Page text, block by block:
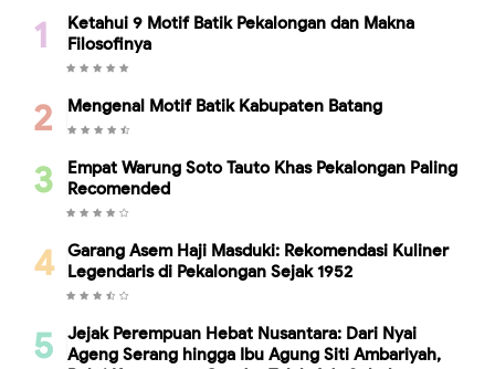
Ketahui 9 Motif Batik Pekalongan dan Makna
Filosofinya
Mengenal Motif Batik Kabupaten Batang
Empat Warung Soto Tauto Khas Pekalongan Paling
Recomended
Garang Asem Haji Masduki: Rekomendasi Kuliner
Legendaris di Pekalongan Sejak 1952
Jejak Perempuan Hebat Nusantara: Dari Nyai
Ageng Serang hingga Ibu Agung Siti Ambariyah,